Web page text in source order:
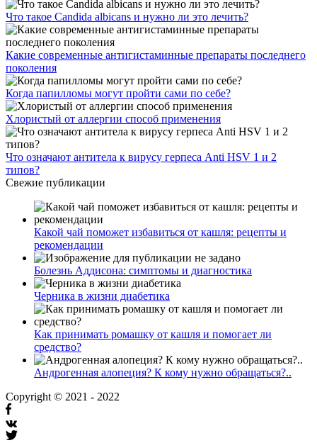
Что такое Candida albicans и нужно ли это лечить?
Какие современные антигистаминные препараты последнего
поколения
Когда папилломы могут пройти сами по себе?
Хлористый от аллергии способ применения
Что означают антитела к вирусу герпеса Anti HSV 1 и 2
типов?
Свежие публикации
Какой чай поможет избавиться от кашля: рецепты и
рекомендации
Болезнь Аддисона: симптомы и диагностика
Черника в жизни диабетика
Как принимать ромашку от кашля и помогает ли
средство?
Андрогенная алопеция? К кому нужно обращаться?..
Copyright © 2021 - 2022